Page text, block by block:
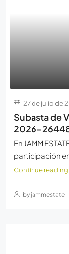
27 de julio de
Subasta de
2026-
En JAMM
participación
Continue reading
by jammestate